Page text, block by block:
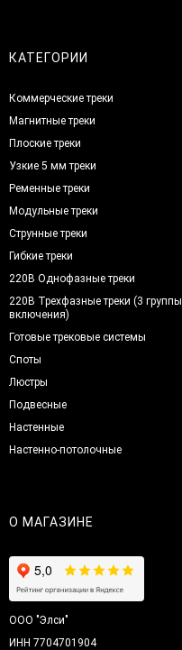
КАТЕГОРИИ
Коммерческие треки
Магнитные треки
Плоские треки
Узкие 5 мм треки
Ременные треки
Модульные треки
Струнные треки
Гибкие треки
220В Однофазные треки
220В Трехфазные треки (3 группы
включения)
Готовые трековые системы
Споты
Люстры
Подвесные
Настенные
Настенно-потолочные
О МАГАЗИНЕ
ООО "Элси"
ИНН 7704701904